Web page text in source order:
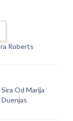
Roberts
Sira Od Marija
Duenjas